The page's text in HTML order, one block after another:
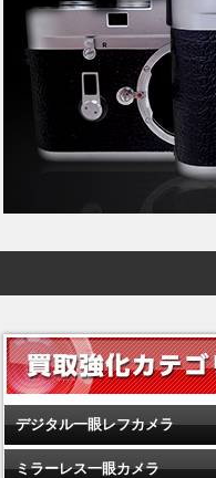
デジタル一眼レフカメラ
ミラーレス一眼カメラ